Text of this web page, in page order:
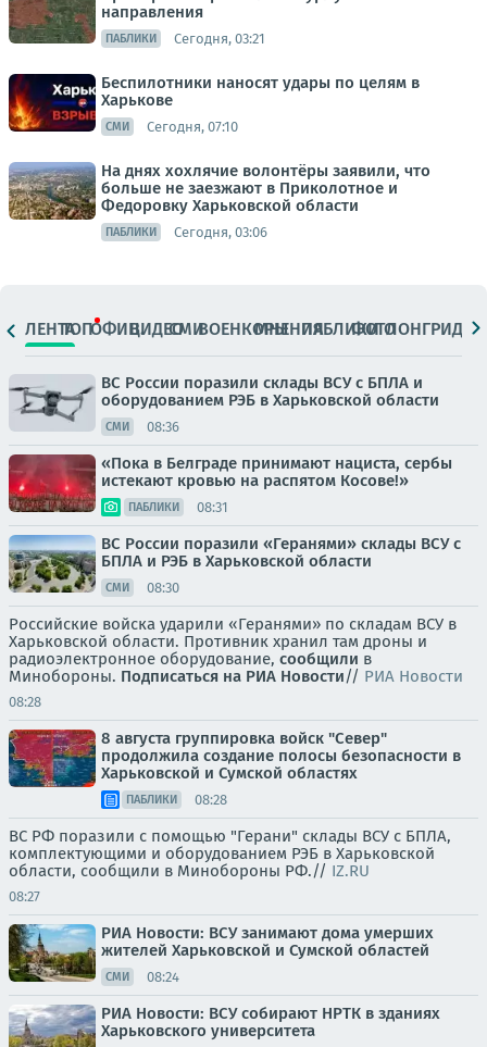
направления
ПАБЛИКИ Сегодня, 03:21
Беспилотники наносят удары по целям в
Харькове
СМИ Сегодня, 07:10
На днях хохлячие волонтёры заявили, что
больше не заезжают в Приколотное и
Федоровку Харьковской области
ПАБЛИКИ Сегодня, 03:06
ЛЕНТАТОПОФИЦ.ВИДЕОСМИВОЕНКОРЫМНЕНИЯПАБЛИКИ
ФОТОЛОНГРИДЫ
ВС России поразили склады ВСУ с БПЛА и
оборудованием РЭБ в Харьковской области
СМИ 08:36
«Пока в Белграде принимают нациста, сербы
истекают кровью на распятом Косове!»
ПАБЛИКИ 08:31
ВС России поразили «Геранями» склады ВСУ с
БПЛА и РЭБ в Харьковской области
СМИ 08:30
Российские войска ударили «Геранями» по складам ВСУ в
Харьковской области. Противник хранил там дроны и
радиоэлектронное оборудование, сообщили в
Минобороны. Подписаться на РИА Новости// РИА Новости
08:28
8 августа группировка войск "Север"
продолжила создание полосы безопасности в
Харьковской и Сумской областях
ПАБЛИКИ 08:28
ВС РФ поразили с помощью "Герани" склады ВСУ с БПЛА,
комплектующими и оборудованием РЭБ в Харьковской
области, сообщили в Минобороны РФ.// IZ.RU
08:27
РИА Новости: ВСУ занимают дома умерших
жителей Харьковской и Сумской областей
СМИ 08:24
РИА Новости: ВСУ собирают НРТК в зданиях
Харьковского университета